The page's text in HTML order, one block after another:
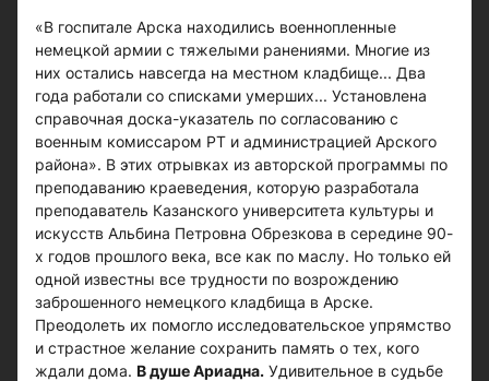
«В госпитале Арска находились военнопленные
немецкой армии с тяжелыми ранениями. Многие из
них остались навсегда на местном кладбище... Два
года работали со списками умерших... Установлена
справочная доска-указатель по согласованию с
военным комиссаром РТ и администрацией Арского
района». В этих отрывках из авторской программы по
преподаванию краеведения, которую разработала
преподаватель Казанского университета культуры и
искусств Альбина Петровна Обрезкова в середине 90-
х годов прошлого века, все как по маслу. Но только ей
одной известны все трудности по возрождению
заброшенного немецкого кладбища в Арске.
Преодолеть их помогло исследовательское упрямство
и страстное желание сохранить память о тех, кого
ждали дома. В душе Ариадна. Удивительное в судьбе